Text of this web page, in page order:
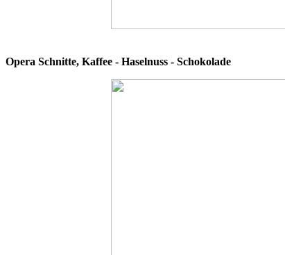
Opera Schnitte, Kaffee - Haselnuss - Schokolade